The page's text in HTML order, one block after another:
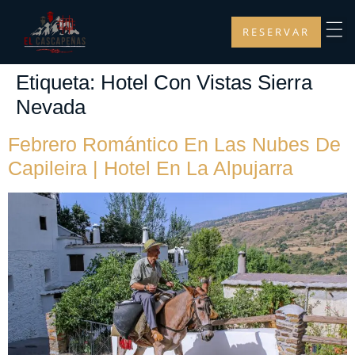
RESERVAR
Etiqueta: Hotel Con Vistas Sierra
Nevada
Febrero Romántico En Las Nubes De
Capileira | Hotel En La Alpujarra